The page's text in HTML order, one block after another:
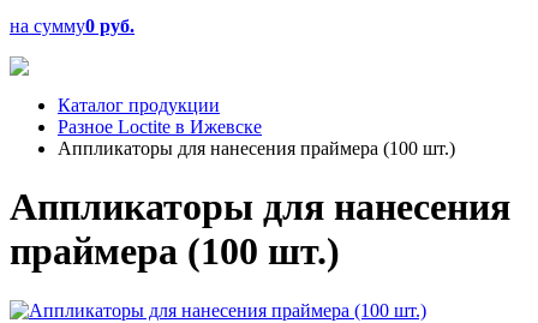
на сумму0 руб.
Каталог продукции
Разное Loctite в Ижевске
Аппликаторы для нанесения праймера (100 шт.)
Аппликаторы для нанесения
праймера (100 шт.)